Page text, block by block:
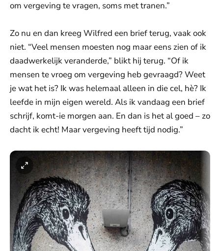
om vergeving te vragen, soms met tranen.”
Zo nu en dan kreeg Wilfred een brief terug, vaak ook
niet. “Veel mensen moesten nog maar eens zien of ik
daadwerkelijk veranderde,” blikt hij terug. “Of ik
mensen te vroeg om vergeving heb gevraagd? Weet
je wat het is? Ik was helemaal alleen in die cel, hè? Ik
leefde in mijn eigen wereld. Als ik vandaag een brief
schrijf, komt-ie morgen aan. En dan is het al goed – zo
dacht ik echt! Maar vergeving heeft tijd nodig.”